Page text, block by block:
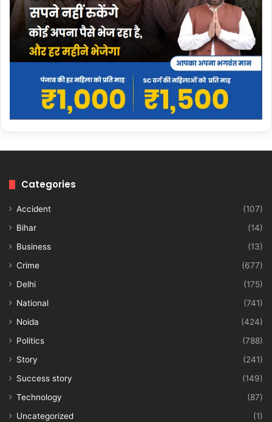
Categories
Accident
(107)
Bihar
(14)
Business
(13)
Crime
(677)
Delhi
(175)
National
(741)
Noida
(424)
Politics
(788)
Story
(241)
Success story
(149)
Technology
(87)
Uncategorized
(1)